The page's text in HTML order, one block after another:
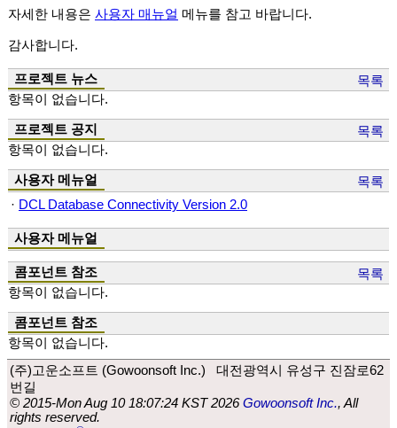
자세한 내용은 사용자 매뉴얼 메뉴를 참고 바랍니다.
감사합니다.
프로젝트 뉴스
목록
항목이 없습니다.
프로젝트 공지
목록
항목이 없습니다.
사용자 메뉴얼
목록
· DCL Database Connectivity Version 2.0
사용자 메뉴얼
콤포넌트 참조
목록
항목이 없습니다.
콤포넌트 참조
항목이 없습니다.
(주)고운소프트 (Gowoonsoft Inc.) 대전광역시 유성구 진잠로62
번길
© 2015-Mon Aug 10 18:07:24 KST 2026Gowoonsoft Inc., All
rights reserved.